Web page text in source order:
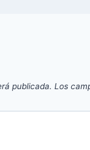
publicada. Los